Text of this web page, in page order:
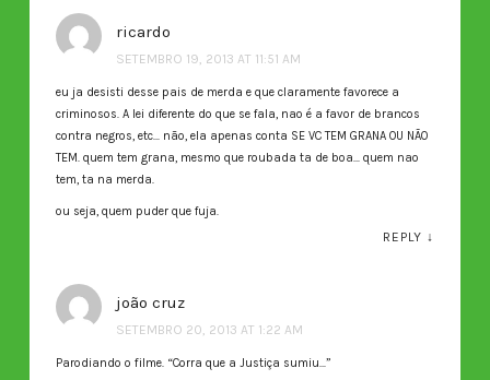
ricardo
SETEMBRO 19, 2013 AT 11:51 AM
eu ja desisti desse pais de merda e que claramente favorece a
criminosos. A lei diferente do que se fala, nao é a favor de brancos
contra negros, etc… não, ela apenas conta SE VC TEM GRANA OU NÃO
TEM. quem tem grana, mesmo que roubada ta de boa… quem nao
tem, ta na merda.
ou seja, quem puder que fuja.
REPLY ↓
joão cruz
SETEMBRO 20, 2013 AT 1:22 AM
Parodiando o filme. “Corra que a Justiça sumiu…”